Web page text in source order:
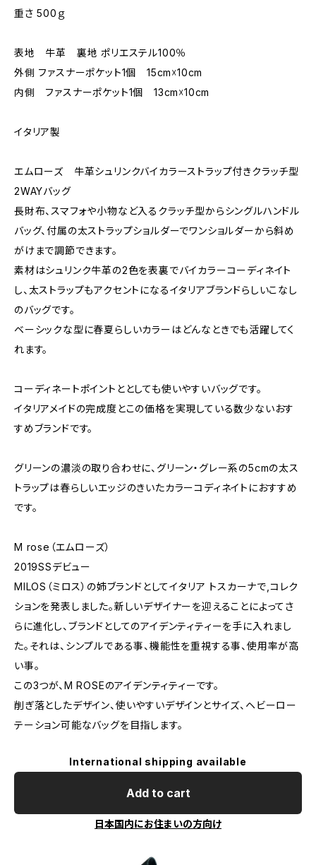
重さ 500ｇ
表地 牛革 裏地 ポリエステル100％
外側 ファスナーポケット1個 15cm☓10cm
内側 ファスナーポケット1個 13cm☓10cm
イタリア製
エムローズ 牛革シュリンクバイカラーストラップ付きクラッチ型
2WAYバッグ
長財布、スマフォや小物など入るクラッチ型からシングルハンドル
バッグ、付属の太ストラップショルダーでワンショルダーから斜め
がけまで調節できます。
素材はシュリンク牛革の2色を表裏でバイカラーコーディネイト
し、太ストラップもアクセントになるイタリアブランドらしいこなし
のバッグです。
ベーシックな型に春夏らしいカラーはどんなときでも活躍してく
れます。
コーディネートポイントととしても使いやすいバッグです。
イタリアメイドの完成度とこの価格を実現している数少ないおす
すめブランドです。
グリーンの濃淡の取り合わせに、グリーン・グレー系の5cmの太ス
トラップは春らしいエッジのきいたカラーコディネイトにおすすめ
です。
M rose（エムローズ）
2019SSデビュー
MILOS（ミロス）の姉ブランドとしてイタリア トスカーナで,コレク
ションを発表しました。新しいデザイナーを迎えることによってさ
らに進化し、ブランドとしてのアイデンティティーを手に入れまし
た。それは、シンプルである事、機能性を重視する事、使用率が高
い事。
この3つが、M ROSEのアイデンティティーです。
削ぎ落としたデザイン、使いやすいデザインとサイズ、ヘビーロー
テーション可能なバッグを目指します。
International shipping available
Add to cart
日本国内にお住まいの方向け